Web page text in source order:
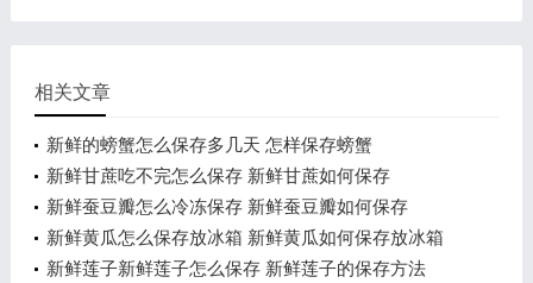
相关文章
新鲜的螃蟹怎么保存多几天 怎样保存螃蟹
新鲜甘蔗吃不完怎么保存 新鲜甘蔗如何保存
新鲜蚕豆瓣怎么冷冻保存 新鲜蚕豆瓣如何保存
新鲜黄瓜怎么保存放冰箱 新鲜黄瓜如何保存放冰箱
新鲜莲子新鲜莲子怎么保存 新鲜莲子的保存方法